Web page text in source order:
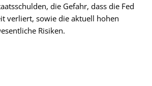
die Gefahr, dass die Fed
verliert, sowie die aktuell hohen
Risiken.